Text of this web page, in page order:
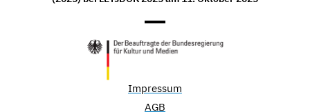
Impressum
AGB